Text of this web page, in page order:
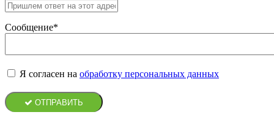
Сообщение*
Я согласен на обработку персональных данных
ОТПРАВИТЬ